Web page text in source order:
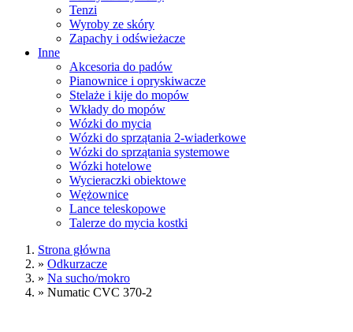
Tenzi
Wyroby ze skóry
Zapachy i odświeżacze
Inne
Akcesoria do padów
Pianownice i opryskiwacze
Stelaże i kije do mopów
Wkłady do mopów
Wózki do mycia
Wózki do sprzątania 2-wiaderkowe
Wózki do sprzątania systemowe
Wózki hotelowe
Wycieraczki obiektowe
Wężownice
Lance teleskopowe
Talerze do mycia kostki
Strona główna
» Odkurzacze
» Na sucho/mokro
» Numatic CVC 370-2